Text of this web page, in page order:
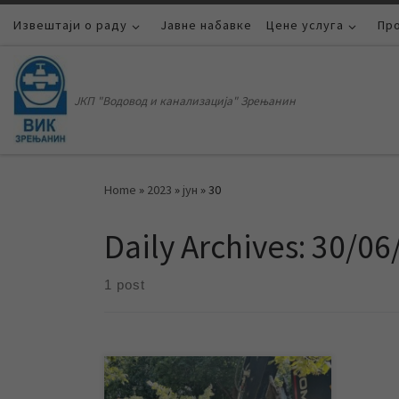
Skip to content
Извештаји о раду Јавне набавке Цене услуга
ЈКП "Водовод и канализација" Зрењанин
Home » 2023 » јун »30
Daily Archives: 30/
1 post
Заменом постојеће водоводне